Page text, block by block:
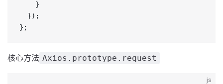
    }
  });
};
核心方法 Axios.prototype.request
js